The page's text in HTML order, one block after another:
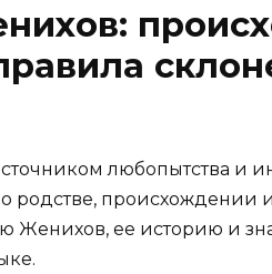
любопытства и
родстве, происхождении
ее историю и